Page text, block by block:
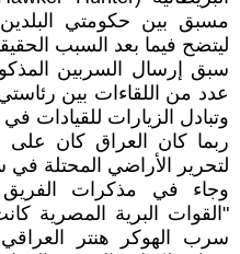
مسبق بين حكومتي
ليتضح فيما بعد السبب
عدد من اللقاءات بين
وتبادل الزيارات للقيادات في
ربما كان العراق كان على
لتحرير الأراضي المحتلة في
وجاء في مذكرات
"القوات البرية المصرية
سرب الهوكر هنتر